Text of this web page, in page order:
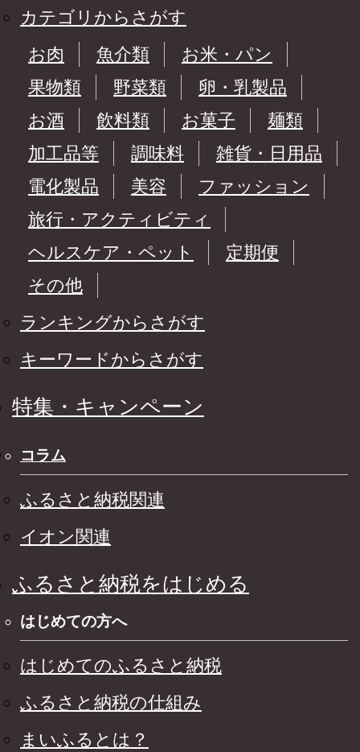
カテゴリからさがす
お肉
魚介類
お米・パン
果物類
野菜類
卵・乳製品
お酒
飲料類 お菓子
麺類
加工品等
調味料
雑貨・日用品
電化製品
美容
ファッション
旅行・アクティビティ
ヘルスケア・ペット
定期便
その他
ランキングからさがす
キーワードからさがす
特集・キャンペーン
コラム
ふるさと納税関連
イオン関連
ふるさと納税をはじめる
はじめての方へ
はじめてのふるさと納税
ふるさと納税の仕組み
まいふるとは？